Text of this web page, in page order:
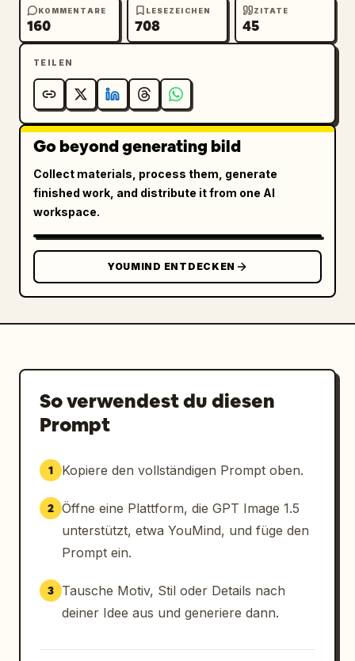
KOMMENTARE
160
LESEZEICHEN
708
ZITATE
45
TEILEN
Go beyond generating bild
Collect materials, process them, generate
finished work, and distribute it from one AI
workspace.
YOUMIND ENTDECKEN
So verwendest du diesen
Prompt
1 Kopiere den vollständigen Prompt oben.
2 Öffne eine Plattform, die GPT Image 1.5
unterstützt, etwa YouMind, und füge den
Prompt ein.
3
Tausche Motiv, Stil oder Details nach
deiner Idee aus und generiere dann.